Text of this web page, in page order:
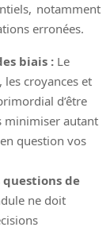
notamment
erronées.
biais : Le
les croyances et
d’être
minimiser autant
question vos
de
ne doit